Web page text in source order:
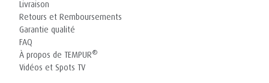
Livraison
Retours et Remboursements
Garantie qualité
FAQ
À propos de TEMPUR®
Vidéos et Spots TV